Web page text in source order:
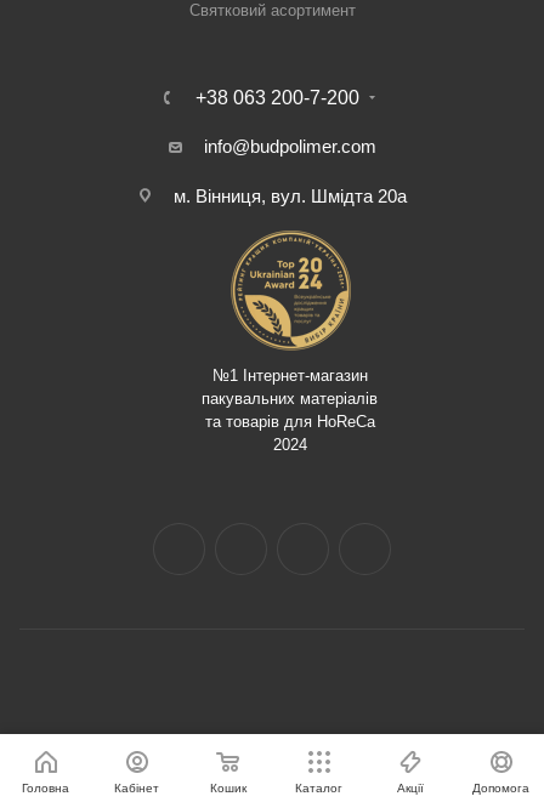
Святковий асортимент
+38 063 200-7-200
info@budpolimer.com
м. Вінниця, вул. Шмідта 20а
№1 Інтернет-магазин
пакувальних матеріалів
та товарів для HoReCa
2024
Головна Кабінет Кошик Каталог Акції Допомога